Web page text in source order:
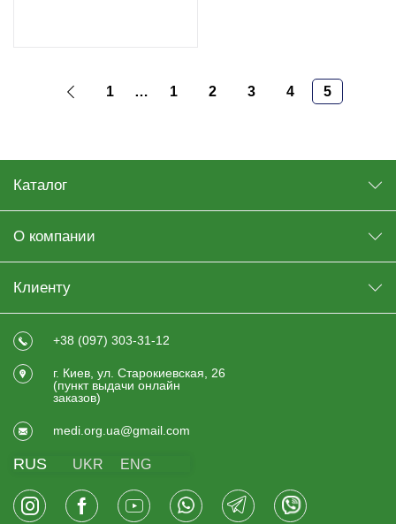
1 … 1 2 3 4 5
Каталог
О компании
Клиенту
+38 (097) 303-31-12
г. Киев, ул. Старокиевская, 26
(пункт выдачи онлайн
заказов)
medi.org.ua@gmail.com
RUS UKR ENG